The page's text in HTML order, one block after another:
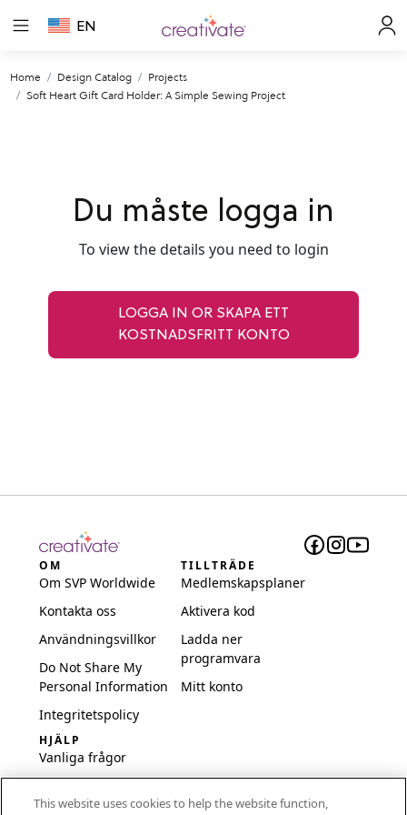
EN
Home Design Catalog
Projects
Soft Heart Gift Card Holder: A Simple Sewing Project
Du måste logga in
To view the details you need to login
LOGGA IN OR SKAPA ETT
KOSTNADSFRITT KONTO
OM
Om SVP Worldwide
Kontakta oss
Användningsvillkor
Do Not Share My
Personal Information
Integritetspolicy
TILLTRÄDE
Medlemskapsplaner
Aktivera kod
Ladda ner
programvara
Mitt konto
HJÄLP
Vanliga frågor
inställningar
This website uses cookies to help the website function,